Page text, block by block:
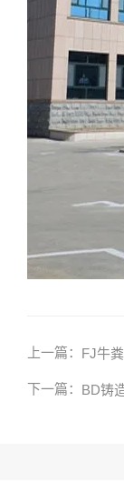
上一篇： FJ牛
下一篇： BD铸